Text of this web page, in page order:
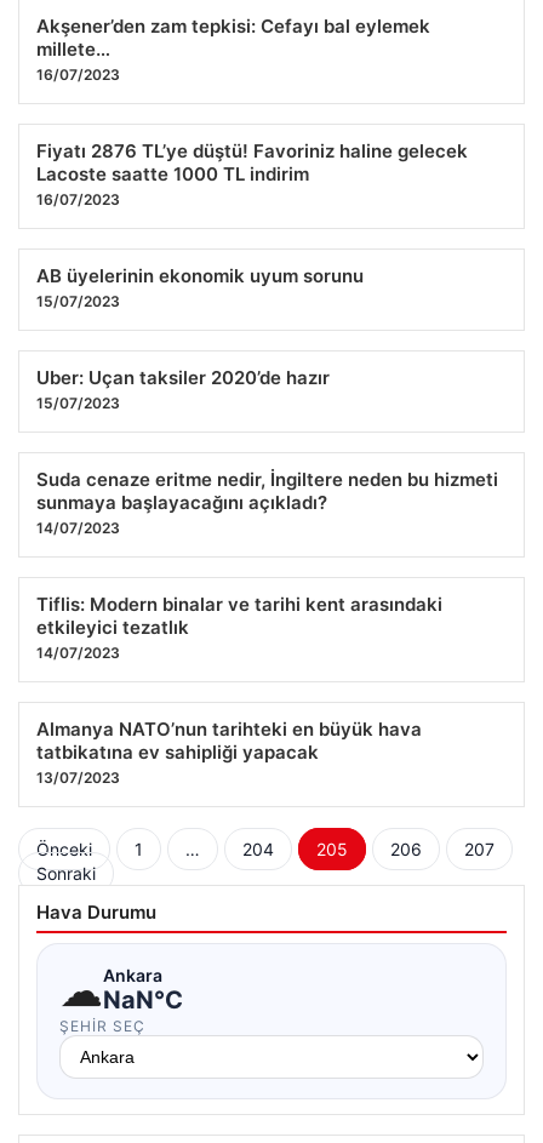
Akşener’den zam tepkisi: Cefayı bal eylemek
millete…
16/07/2023
Fiyatı 2876 TL’ye düştü! Favoriniz haline gelecek
Lacoste saatte 1000 TL indirim
16/07/2023
AB üyelerinin ekonomik uyum sorunu
15/07/2023
Uber: Uçan taksiler 2020’de hazır
15/07/2023
Suda cenaze eritme nedir, İngiltere neden bu hizmeti
sunmaya başlayacağını açıkladı?
14/07/2023
Tiflis: Modern binalar ve tarihi kent arasındaki
etkileyici tezatlık
14/07/2023
Almanya NATO’nun tarihteki en büyük hava
tatbikatına ev sahipliği yapacak
13/07/2023
Yazı
sayfalaması
Önceki 1 … 204 205 206
207
Sonraki
Hava Durumu
☁Ankara
NaN°C
ŞEHIR SEÇ